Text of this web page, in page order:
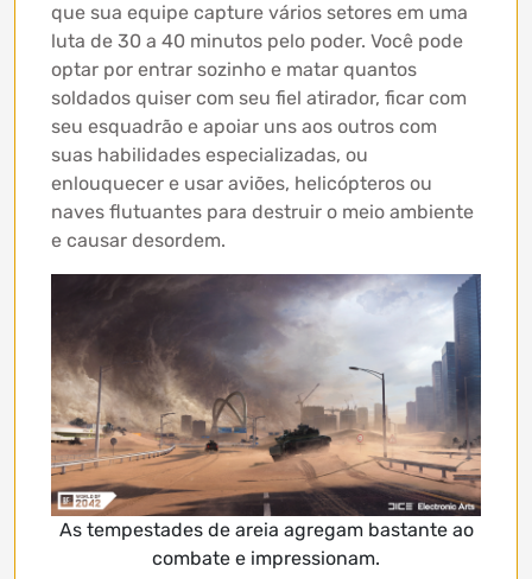
que sua equipe capture vários setores em uma
luta de 30 a 40 minutos pelo poder. Você pode
optar por entrar sozinho e matar quantos
soldados quiser com seu fiel atirador, ficar com
seu esquadrão e apoiar uns aos outros com
suas habilidades especializadas, ou
enlouquecer e usar aviões, helicópteros ou
naves flutuantes para destruir o meio ambiente
e causar desordem.
As tempestades de areia agregam bastante ao
combate e impressionam.